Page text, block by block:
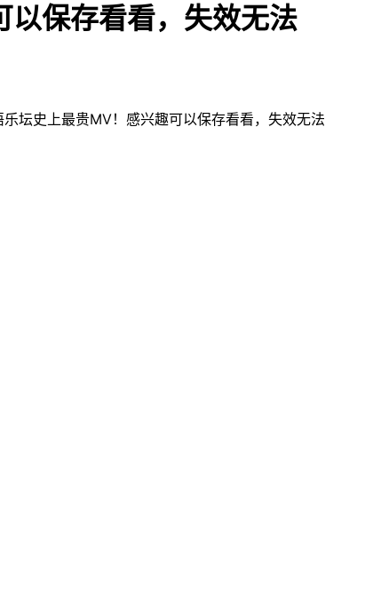
保存看看，失效无法
坛史上最贵MV！感兴趣可以保存看看，失效无法